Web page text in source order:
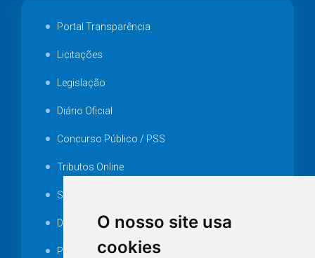
O nosso site usa
cookies
Portal Transparência
Licitações
Legislação
Diário Oficial
Concurso Público / PSS
Tributos Online
Serviços ISS-E
Decretos
Portarias